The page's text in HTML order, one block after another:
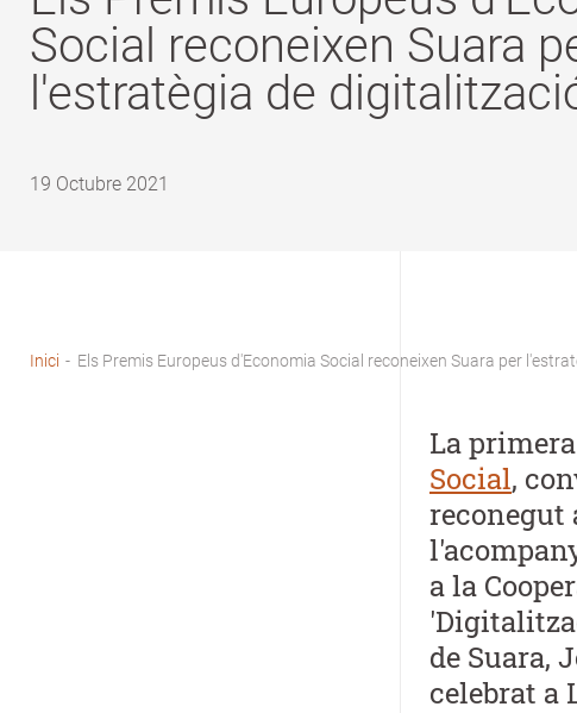
Social reconeixen Suara
l'estratègia de
19 Octubre 2021
Inici - Els Premis Europeus d'Economia Social reconeixen Suara per
La
Social,
reconegut
a la
de Suara,
celebrat a